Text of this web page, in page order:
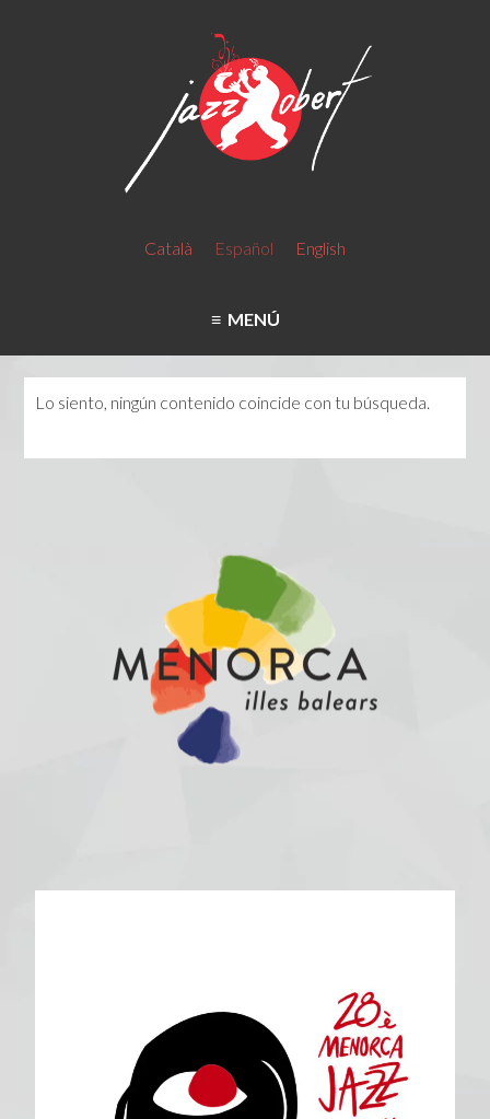
Català Español English
MENÚ
Lo siento, ningún contenido coincide con tu búsqueda.